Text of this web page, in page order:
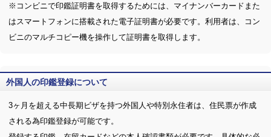
※コンビニで印鑑証明書を取得するためには、マイナンバーカードまた
はスマートフォンに搭載された電子証明書が必要です。利用者は、コン
ビニのマルチコピー機を操作して証明書を取得します。
外国人の印鑑登録について
3ヶ月を超える中長期ビザを持つ外国人や特別永住者は、住民票が作成
される為印鑑登録が可能です。